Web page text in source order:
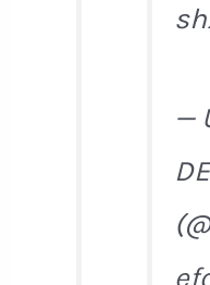
—